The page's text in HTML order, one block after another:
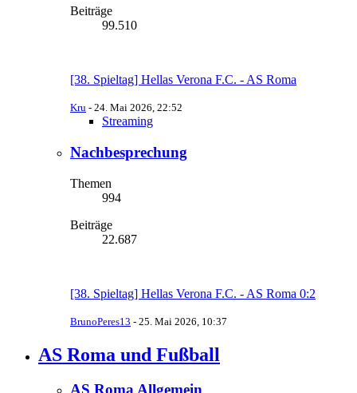
Beiträge
99.510
[38. Spieltag] Hellas Verona F.C. - AS Roma
Kru - 24. Mai 2026, 22:52
Streaming
Nachbesprechung
Themen
994
Beiträge
22.687
[38. Spieltag] Hellas Verona F.C. - AS Roma 0:2
BrunoPeres13 - 25. Mai 2026, 10:37
AS Roma und Fußball